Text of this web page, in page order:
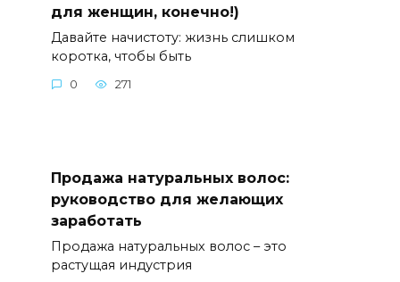
для женщин, конечно!)
Давайте начистоту: жизнь слишком
коротка, чтобы быть
0 271
Продажа натуральных волос:
руководство для желающих
заработать
Продажа натуральных волос – это
растущая индустрия